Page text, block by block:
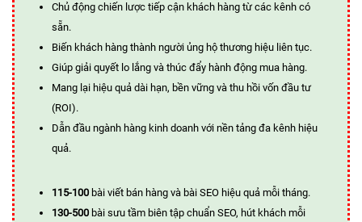
Chủ động chiến lược tiếp cận khách hàng từ các kênh có
sẵn.
Biến khách hàng thành người ủng hộ thương hiệu liên tục.
Giúp giải quyết lo lắng và thúc đẩy hành động mua hàng.
Mang lại hiệu quả dài hạn, bền vững và thu hồi vốn đầu tư
(ROI).
Dẫn đầu ngành hàng kinh doanh với nền tảng đa kênh hiệu
quả.
115-100 bài viết bán hàng và bài SEO hiệu quả mỗi tháng.
130-500 bài sưu tầm biên tập chuẩn SEO, hút khách mỗi